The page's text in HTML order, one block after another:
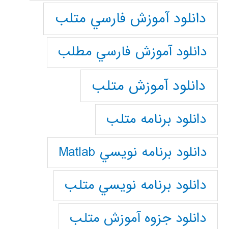
دانلود آموزش فارسي متلب
دانلود آموزش فارسي مطلب
دانلود آموزش متلب
دانلود برنامه متلب
دانلود برنامه نويسي Matlab
دانلود برنامه نويسي متلب
دانلود جزوه آموزش متلب